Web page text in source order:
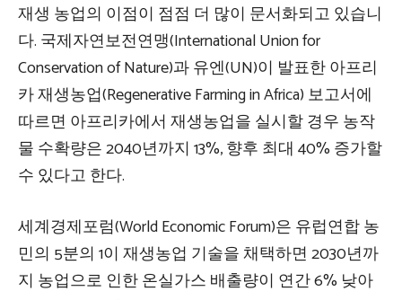
재생 농업의 이점이 점점 더 많이 문서화되고 있습니
다. 국제자연보전연맹(International Union for
Conservation of Nature)과 유엔(UN)이 발표한 아프리
카 재생농업(Regenerative Farming in Africa) 보고서에
따르면 아프리카에서 재생농업을 실시할 경우 농작
물 수확량은 2040년까지 13%, 향후 최대 40% 증가할
수 있다고 한다.
세계경제포럼(World Economic Forum)은 유럽연합 농
민의 5분의 1이 재생농업 기술을 채택하면 2030년까
지 농업으로 인한 온실가스 배출량이 연간 6% 낮아